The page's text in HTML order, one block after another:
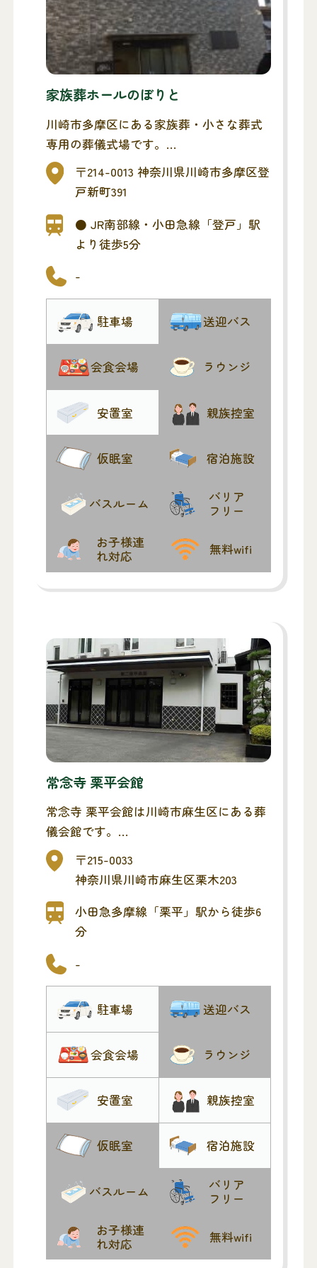
家族葬ホールのぼりと
川崎市多摩区にある家族葬・小さな葬式
専用の葬儀式場です。
お通夜・葬儀が行えます。
〒214-0013 神奈川県川崎市多摩区登
戸新町391
● JR南部線・小田急線「登戸」駅
より徒歩5分
-
駐車場 送迎バス
会食会場 ラウンジ
安置室 親族控室
仮眠室 宿泊施設
バスルーム
バリア
フリー
お子様連
れ対応
無料wifi
常念寺 栗平会館
常念寺 栗平会館は川崎市麻生区にある葬
儀会館です。
お通夜・葬儀が行えます。
〒215-0033
神奈川県川崎市麻生区栗木203
小田急多摩線「栗平」駅から徒歩6
分
-
駐車場 送迎バス
会食会場 ラウンジ
安置室 親族控室
仮眠室 宿泊施設
バスルーム
バリア
フリー
お子様連
れ対応
無料wifi